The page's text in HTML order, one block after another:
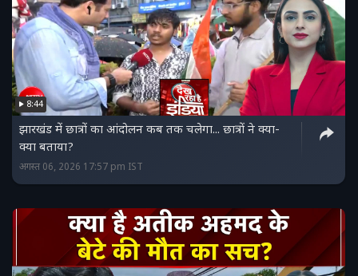
8:44
झारखंड में छात्रों का आंदोलन कब तक चलेगा... छात्रों ने क्या-
क्या बताया?
अगस्त 06, 2026 17:57 pm IST